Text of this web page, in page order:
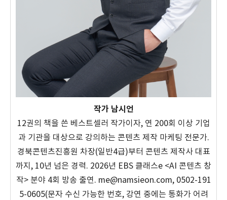
작가 남시언
12권의 책을 쓴 베스트셀러 작가이자, 연 200회 이상 기업
과 기관을 대상으로 강의하는 콘텐츠 제작 마케팅 전문가.
경북콘텐츠진흥원 차장(일반4급)부터 콘텐츠 제작사 대표
까지, 10년 넘은 경력. 2026년 EBS 클래스e <AI 콘텐츠 창
작> 분야 4회 방송 출연. me@namsieon.com, 0502-191
5-0605(문자 수신 가능한 번호, 강연 중에는 통화가 어려